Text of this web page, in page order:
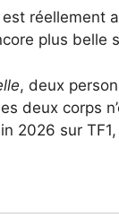
réellement
plus belle
, deux
deux corps
2026 sur